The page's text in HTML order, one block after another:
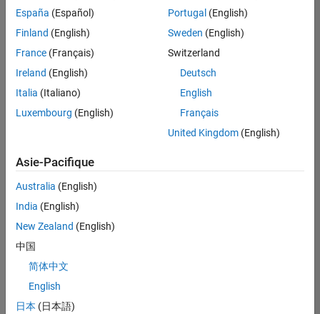
poste
n’ont
pas
été
traduites.
Effectuez
lieu
pour
l’ensemble
des
opportunités
votre
région.
España (Español)
Finland (English)
France (Français)
Ireland (English)
Italia (Italiano)
Luxembourg (English)
Portugal (English)
Sweden (English)
Switzerland
Deutsch
English
Français
United Kingdom(English)
Asie-Pacifique
Australia (English)
India (English)
New Zealand (English)
中国
简体中文
English
日本 (日本語)